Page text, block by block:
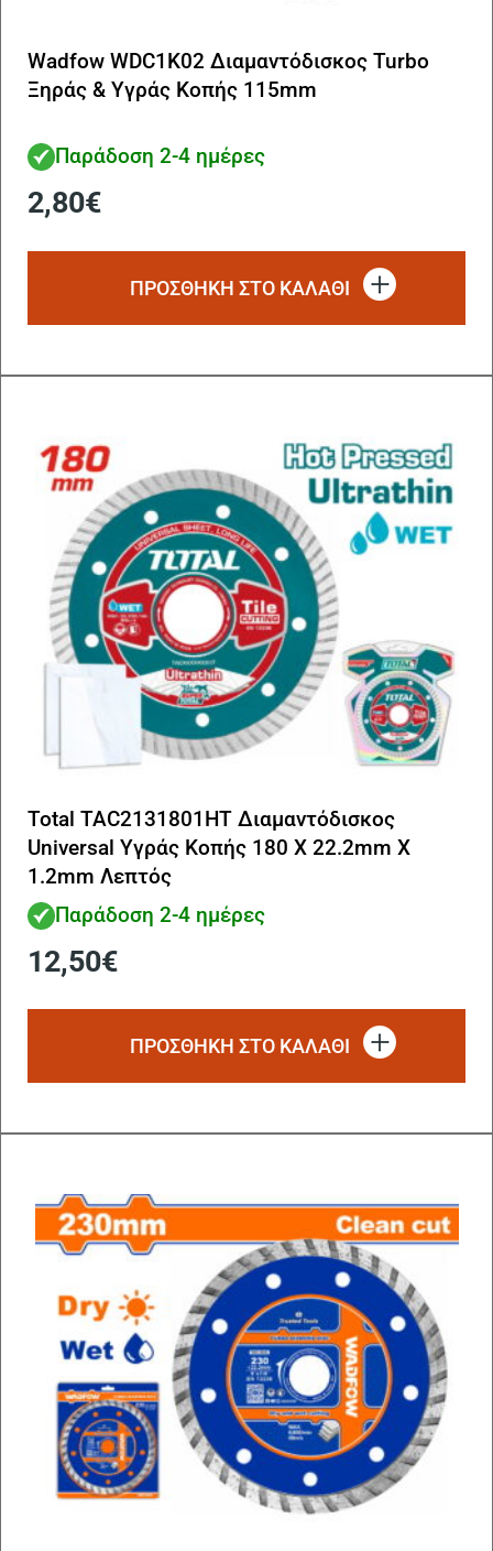
Wadfow WDC1K02 Διαμαντόδισκος Turbo
Ξηράς & Υγράς Κοπής 115mm
Παράδοση 2-4 ημέρες
2,80€
ΠΡΟΣΘΗΚΗ ΣΤΟ ΚΑΛΑΘΙ
Total TAC2131801HT Διαμαντόδισκος
Universal Υγράς Κοπής 180 Χ 22.2mm Χ
1.2mm Λεπτός
Παράδοση 2-4 ημέρες
12,50€
ΠΡΟΣΘΗΚΗ ΣΤΟ ΚΑΛΑΘΙ